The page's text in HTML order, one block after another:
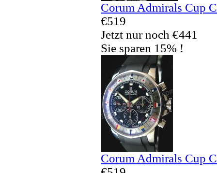
Corum Admirals Cup
€519
Jetzt nur noch €441
Sie sparen 15% !
Corum Admirals Cup